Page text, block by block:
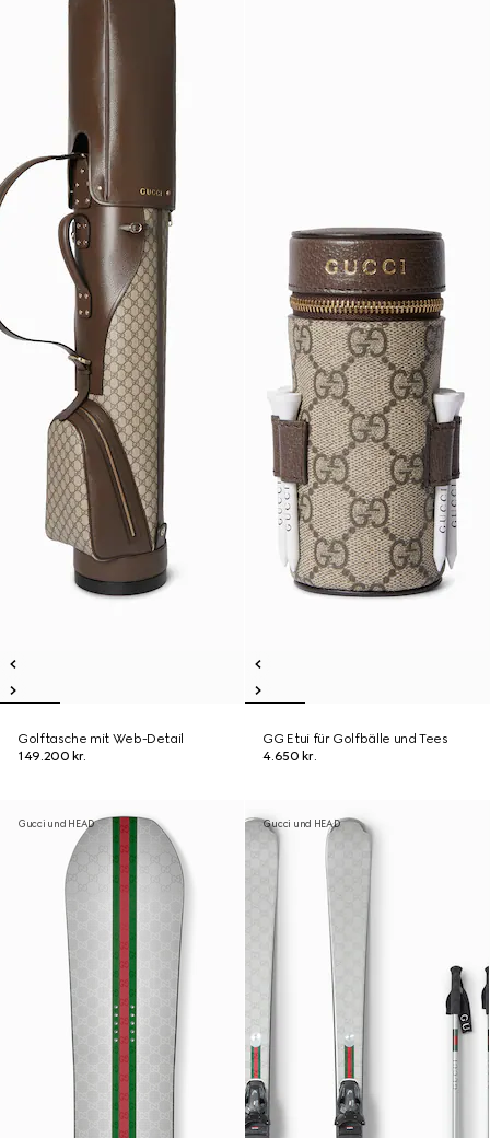
Golftasche mit Web-Detail
149.200 kr.
GG Etui für Golfbälle und Tees
4.650 kr.
Gucci und HEAD Gucci und HEAD